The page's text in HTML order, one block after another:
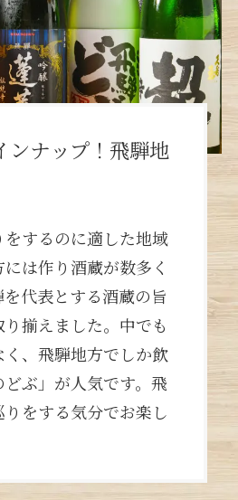
ンナップ！飛騨地
するのに適した地域
は作り酒蔵が数多く
代表とする酒蔵の旨
揃えました。中でも
、飛騨地方でしか飲
ぶ」が人気です。飛
をする気分でお楽し